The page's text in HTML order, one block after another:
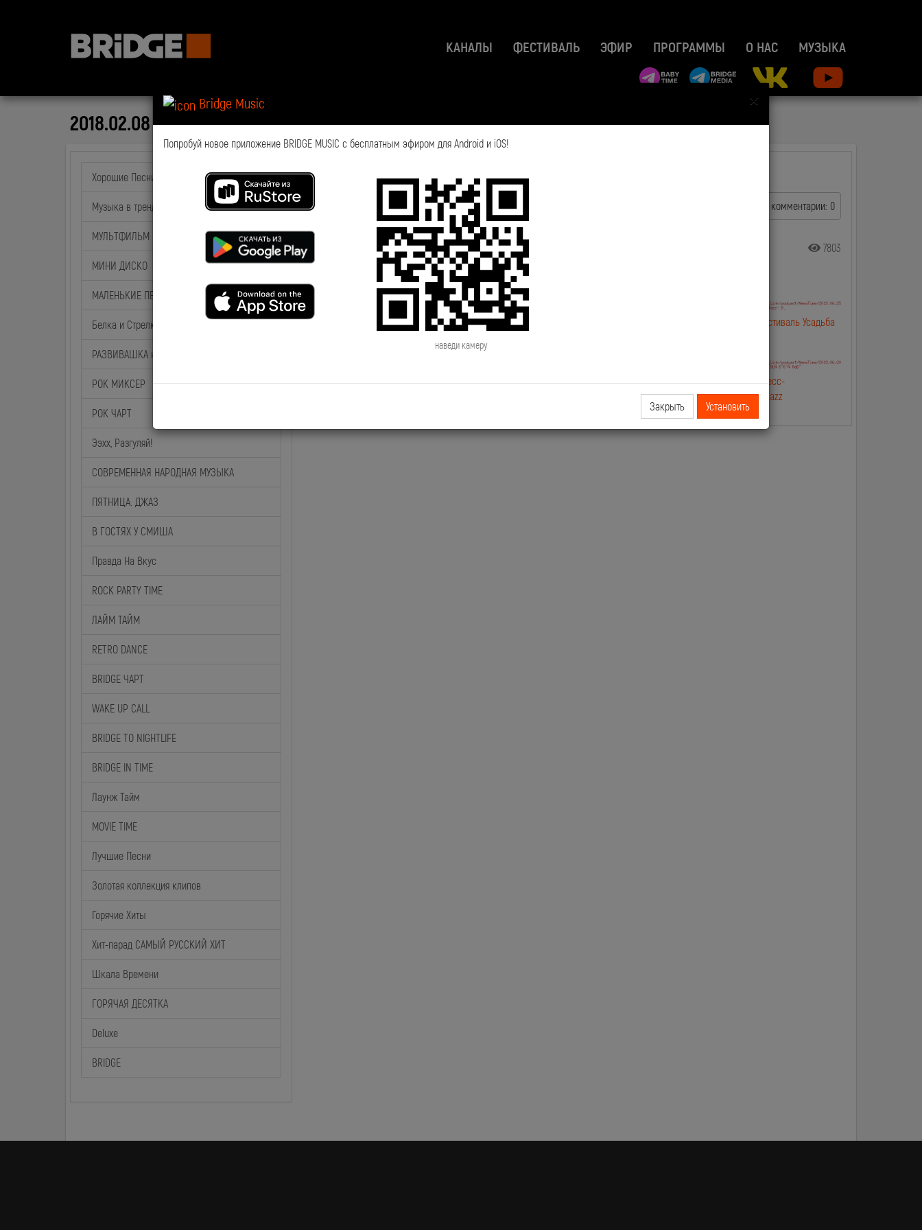
КАНАЛЫ ФЕСТИВАЛЬ ЭФИР ПРОГРАММЫ О НАС МУЗЫКА
×
Bridge Music
Попробуй новое приложение BRIDGE MUSIC с бесплатным эфиром для Android и iOS!
наведи камеру
Закрыть Установить
2018.02.08 NewsTime Podcast
Хорошие Песни
Музыка в тренде
МУЛЬТФИЛЬМ на BABY TIME
МИНИ ДИСКО
МАЛЕНЬКИЕ ПЕСНИ
Белка и Стрелка
РАЗВИВАШКА на BABY TIME
РОК МИКСЕР
РОК ЧАРТ
Ээхх, Разгуляй!
СОВРЕМЕННАЯ НАРОДНАЯ МУЗЫКА
ПЯТНИЦА. ДЖАЗ
В ГОСТЯХ У СМИША
Правда На Вкус
ROCK PARTY TIME
ЛАЙМ ТАЙМ
RETRO DANCE
BRIDGE ЧАРТ
WAKE UP CALL
BRIDGE TO NIGHTLIFE
BRIDGE IN TIME
Лаунж Тайм
MOVIE TIME
Лучшие Песни
Золотая коллекция клипов
Горячие Хиты
Хит-парад САМЫЙ РУССКИЙ ХИТ
Шкала Времени
ГОРЯЧАЯ ДЕСЯТКА
Deluxe
BRIDGE
комментарии: 0
2018-04-05 11:43:47 7803
Смотрите также:
2019.06.28 NewsTime День Рождения
2019.06.27 NewsTime Новый клип
2019.06.25 NewsTime Фестиваль Усадьба
2019.06.24 NewsTime Джиган снимает
2019.06.21 NewsTime Новый клип Касты и
2019.06.20 NewsTime Пресс-
конферениция Усадьба Jazz